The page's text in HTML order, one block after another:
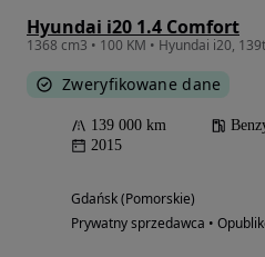
Hyundai i20 1.4 Comfort
Zweryfikowane dane
139 000 km
2015
Gdańsk (Pomorskie)
Prywatny sprzedawca •